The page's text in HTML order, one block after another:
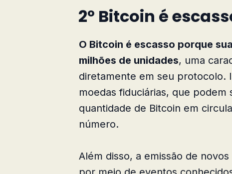
2º Bitcoin é
O Bitcoin é escasso porque
milhões de unidades, uma
diretamente em seu protocolo.
moedas fiduciárias, que podem
quantidade de Bitcoin em
número.
Além disso, a emissão de